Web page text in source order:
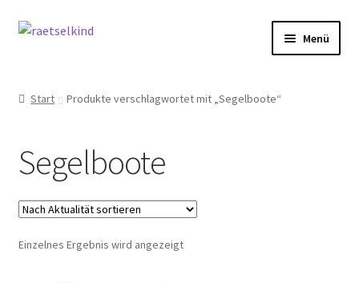
Zur
Zum
Menü
Cookie-Richtlinie (EU)
Datenschutzbelehrung
Echtheit von Bewertungen
Start Produkte verschlagwortet mit „Segelboote“
Segelboote
Einzelnes Ergebnis wird angezeigt